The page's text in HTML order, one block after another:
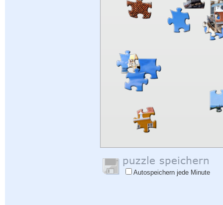
Autospeichern jede Minute